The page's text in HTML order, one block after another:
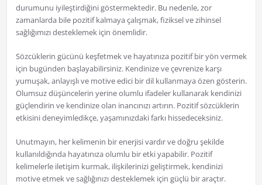
durumunu iyileştirdiğini göstermektedir. Bu nedenle, zor
zamanlarda bile pozitif kalmaya çalışmak, fiziksel ve zihinsel
sağlığımızı desteklemek için önemlidir.
Sözcüklerin gücünü keşfetmek ve hayatınıza pozitif bir yön vermek
için bugünden başlayabilirsiniz. Kendinize ve çevrenize karşı
yumuşak, anlayışlı ve motive edici bir dil kullanmaya özen gösterin.
Olumsuz düşüncelerin yerine olumlu ifadeler kullanarak kendinizi
güçlendirin ve kendinize olan inancınızı artırın. Pozitif sözcüklerin
etkisini deneyimledikçe, yaşamınızdaki farkı hissedeceksiniz.
Unutmayın, her kelimenin bir enerjisi vardır ve doğru şekilde
kullanıldığında hayatınıza olumlu bir etki yapabilir. Pozitif
kelimelerle iletişim kurmak, ilişkilerinizi geliştirmek, kendinizi
motive etmek ve sağlığınızı desteklemek için güçlü bir araçtır.